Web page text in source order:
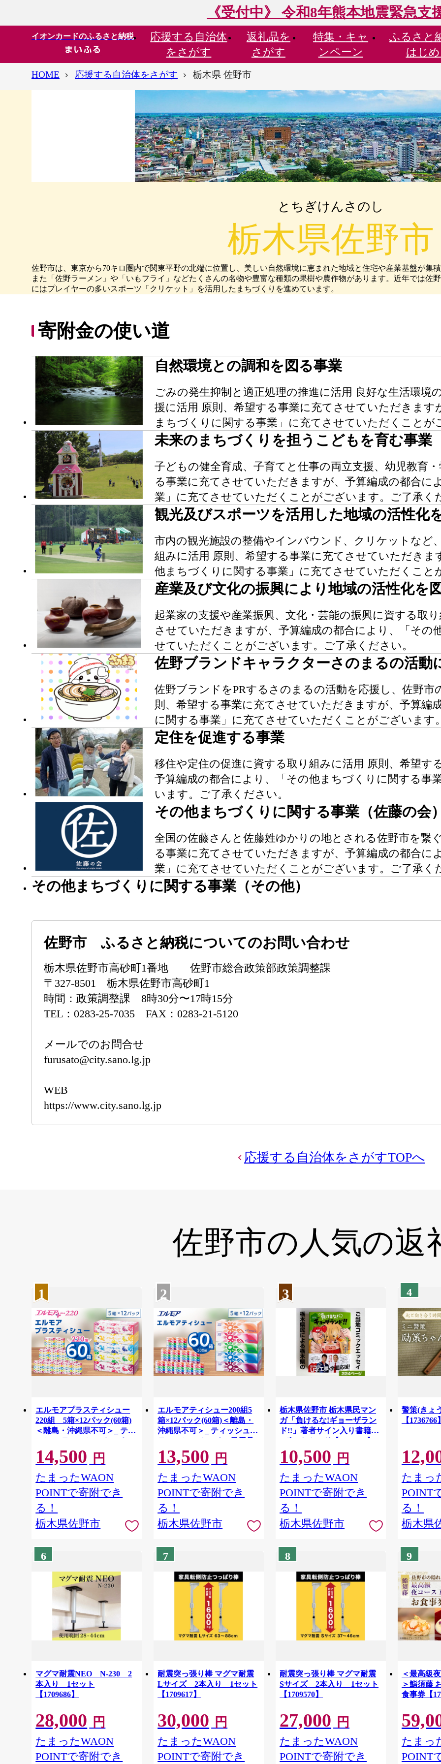
《受付中》 令和8年熊本地震緊急支
イオンカードのふるさと納税 応援する 自治体
をさがす
返礼品を
さがす
特集・ キャ
ンペーン
ふるさと
はじ
HOME 応援する自治体をさがす 栃木県 佐野市
とちぎけんさのし
栃木県佐野市
佐野市は、東京から70キロ圏内で関東平野の北端に位置し、美しい自然環境に恵まれた地域と住宅や産業基盤が集
また「佐野ラーメン」や「いもフライ」などたくさんの名物や豊富な種類の果樹や農作物があります。近年では佐
にはプレイヤーの多いスポーツ「クリケット」を活用したまちづくりを進めています。
寄附金の使い道
自然環境との調和を図る事業
ごみの発生抑制と適正処理の推進に活用 良好な生活環境
援に活用 原則、希望する事業に充てさせていただきま
まちづくりに関する事業」に充てさせていただくこと
未来のまちづくりを担うこどもを育む事業
子どもの健全育成、子育てと仕事の両立支援、幼児教育
る事業に充てさせていただきますが、予算編成の都合に
業」に充てさせていただくことがございます。ご了承く
観光及びスポーツを活用した地域の活性化
市内の観光施設の整備やインバウンド、クリケットなど
組みに活用 原則、希望する事業に充てさせていただき
他まちづくりに関する事業」に充てさせていただくこと
産業及び文化の振興により地域の活性化を
起業家の支援や産業振興、文化・芸能の振興に資する取
させていただきますが、予算編成の都合により、「その
せていただくことがございます。ご了承ください。
佐野ブランドキャラクターさのまるの活動
佐野ブランドをPRするさのまるの活動を応援し、佐野
則、希望する事業に充てさせていただきますが、予算編
に関する事業」に充てさせていただくことがございます
定住を促進する事業
移住や定住の促進に資する取り組みに活用 原則、希望
予算編成の都合により、「その他まちづくりに関する事
います。ご了承ください。
その他まちづくりに関する事業（佐藤の会
全国の佐藤さんと佐藤姓ゆかりの地とされる佐野市を繋
る事業に充てさせていただきますが、予算編成の都合に
業」に充てさせていただくことがございます。ご了承く
その他まちづくりに関する事業（その他）
佐野市 ふるさと納税についてのお問い合わせ
栃木県佐野市高砂町1番地 佐野市総合政策部政策調整課
〒327-8501 栃木県佐野市高砂町1
時間：政策調整課 8時30分〜17時15分
TEL：0283-25-7035 FAX：0283-21-5120
メールでのお問合せ
furusato@city.sano.lg.jp
WEB
https://www.city.sano.lg.jp
応援する自治体をさがすTOPへ
佐野市の 人気の返
1
エルモアプラスティシュー
220組 5箱×12パック(60箱)
＜離島・沖縄県不可＞_ ティ
ッシュ ティッシュペーパー
日用品 消耗品 まとめ買い 常
備品 生活用品 ボックスティ
ッシュ 【1333461】
14,500 円
たまったWAON
POINTで寄附でき
る！
栃木県佐野市
2
エルモアティシュー200組5
箱×12パック(60箱)＜離島・
沖縄県不可＞_ ティッシュ
ティッシュペーパー 日用品
消耗品 まとめ買い 常備品 生
活用品 ボックスティッシュ
【1240613】
13,500 円
たまったWAON
POINTで寄附でき
る！
栃木県佐野市
3
栃木県佐野市 栃木県民マン
ガ「負けるな!ギョーザラン
ド!!」著者サイン入り書籍
+ポストカード【1710742】
10,500 円
たまったWAON
POINTで寄附でき
る！
栃木県佐野市
4
警策(きょ
【1736766
たまっ
POINT
る！
栃木県
6
マグマ耐震NEO N-230 2
本入り 1セット
【1709686】
28,000 円
たまったWAON
POINTで寄附でき
7
耐震突っ張り棒 マグマ耐震
Lサイズ 2本入り 1セット
【1709617】
30,000 円
たまったWAON
POINTで寄附でき
8
耐震突っ張り棒 マグマ耐震
Sサイズ 2本入り 1セット
【1709570】
27,000 円
たまったWAON
POINTで寄附でき
9
＜最高級
＞鮨須藤
食事券【
たまっ
POINT